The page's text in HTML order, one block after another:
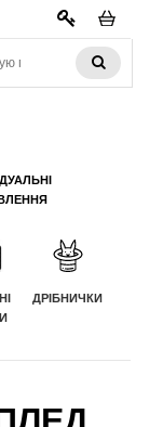
КАБИНЕТ
ДРІБНИЧКИ